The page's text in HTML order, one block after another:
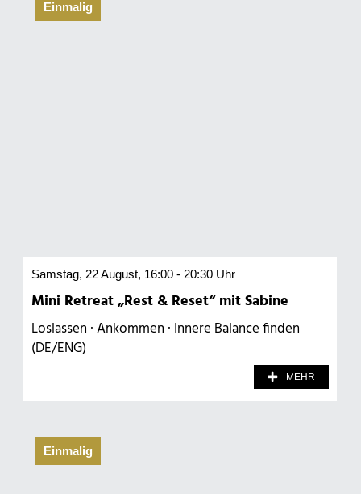
Einmalig
Samstag, 22 August, 16:00 - 20:30 Uhr
Mini Retreat „Rest & Reset“ mit Sabine
Loslassen · Ankommen · Innere Balance finden
(DE/ENG)
MEHR
Einmalig